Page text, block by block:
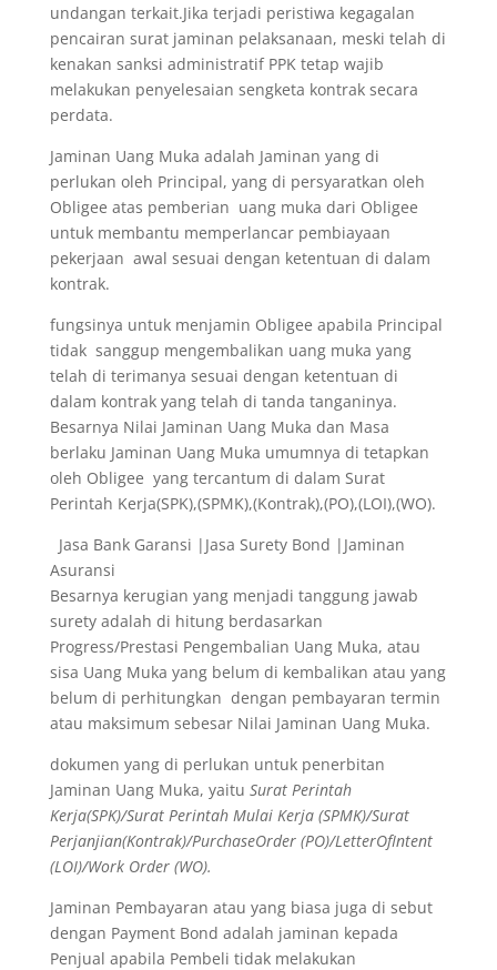
undangan terkait.Jika terjadi peristiwa kegagalan
pencairan surat jaminan pelaksanaan, meski telah di
kenakan sanksi administratif PPK tetap wajib
melakukan penyelesaian sengketa kontrak secara
perdata.
Jaminan Uang Muka adalah Jaminan yang di
perlukan oleh Principal, yang di persyaratkan oleh
Obligee atas pemberian uang muka dari Obligee
untuk membantu memperlancar pembiayaan
pekerjaan awal sesuai dengan ketentuan di dalam
kontrak.
fungsinya untuk menjamin Obligee apabila Principal
tidak sanggup mengembalikan uang muka yang
telah di terimanya sesuai dengan ketentuan di
dalam kontrak yang telah di tanda tanganinya.
Besarnya Nilai Jaminan Uang Muka dan Masa
berlaku Jaminan Uang Muka umumnya di tetapkan
oleh Obligee yang tercantum di dalam Surat
Perintah Kerja(SPK),(SPMK),(Kontrak),(PO),(LOI),(WO).
Jasa Bank Garansi |Jasa Surety Bond |Jaminan
Asuransi
Besarnya kerugian yang menjadi tanggung jawab
surety adalah di hitung berdasarkan
Progress/Prestasi Pengembalian Uang Muka, atau
sisa Uang Muka yang belum di kembalikan atau yang
belum di perhitungkan dengan pembayaran termin
atau maksimum sebesar Nilai Jaminan Uang Muka.
dokumen yang di perlukan untuk penerbitan
Jaminan Uang Muka, yaitu Surat Perintah
Kerja(SPK)/Surat Perintah Mulai Kerja (SPMK)/Surat
Perjanjian(Kontrak)/PurchaseOrder (PO)/LetterOfIntent
(LOI)/Work Order (WO).
Jaminan Pembayaran atau yang biasa juga di sebut
dengan Payment Bond adalah jaminan kepada
Penjual apabila Pembeli tidak melakukan